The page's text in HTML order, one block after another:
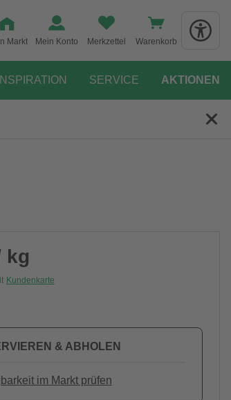
Markt Mein Konto Merkzettel Warenkorb
SERVICE AKTIONEN
kg
Kundenkarte
& ABHOLEN
im Markt prüfen